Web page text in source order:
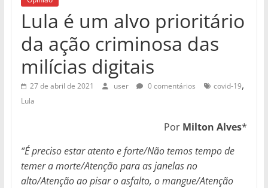
Lula é um alvo prioritário
da ação criminosa das
milícias digitais
27 de abril de 2021 user 0 comentários covid-19,
Lula
Por Milton Alves*
“É preciso estar atento e forte/Não temos tempo de
temer a morte/Atenção para as janelas no
alto/Atenção ao pisar o asfalto, o mangue/Atenção